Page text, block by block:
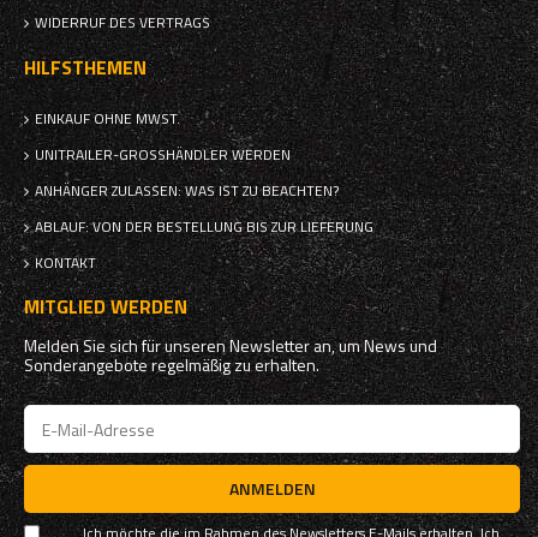
WIDERRUF DES VERTRAGS
HILFSTHEMEN
EINKAUF OHNE MWST.
UNITRAILER-GROSSHÄNDLER WERDEN
ANHÄNGER ZULASSEN: WAS IST ZU BEACHTEN?
ABLAUF: VON DER BESTELLUNG BIS ZUR LIEFERUNG
KONTAKT
MITGLIED WERDEN
Melden Sie sich für unseren Newsletter an, um News und
Sonderangebote regelmäßig zu erhalten.
ANMELDEN